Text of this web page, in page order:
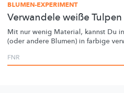
BLUMEN-EXPERIMENT
Verwandele weiße
Mit nur wenig Material, kannst Du
(oder andere Blumen) in farbige
FNR